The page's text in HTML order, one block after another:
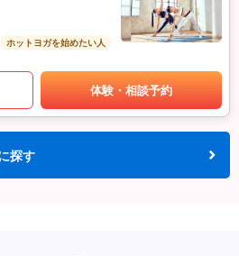
ホットヨガを始めたい人
体験・相談予約
探す